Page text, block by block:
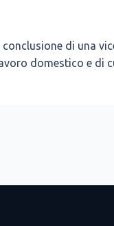
di una
dome­sti­co e